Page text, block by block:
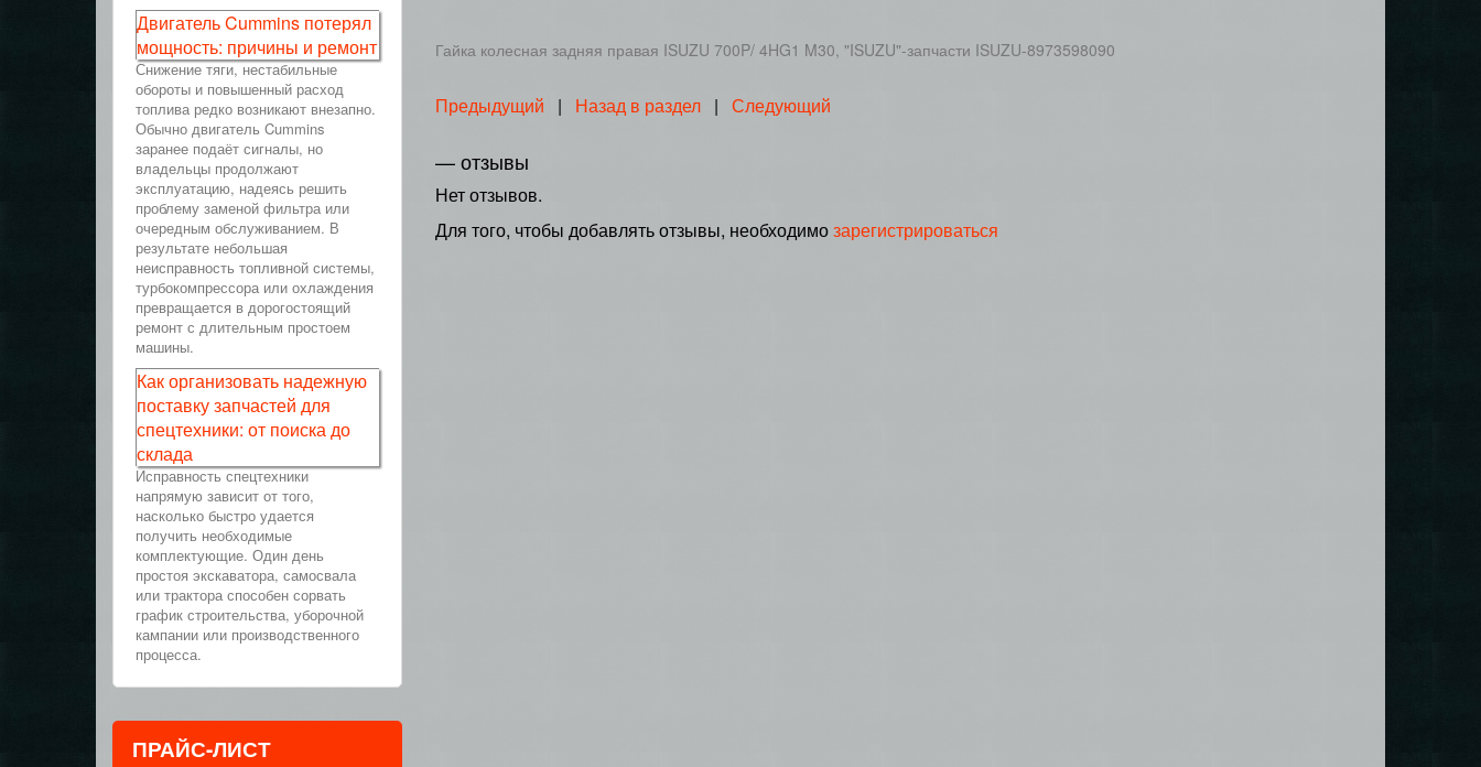
Гайка колесная задняя правая ISUZU 700P/ 4HG1 M30, "ISUZU"-запчасти ISUZU-8973598090
Предыдущий | Назад в раздел| Следующий
— отзывы
Нет отзывов.
Для того, чтобы добавлять отзывы, необходимозарегистрироваться
Двигатель Cummins потерял
мощность: причины и ремонт
Снижение тяги, нестабильные
обороты и повышенный расход
топлива редко возникают внезапно.
Обычно двигатель Cummins
заранее подаёт сигналы, но
владельцы продолжают
эксплуатацию, надеясь решить
проблему заменой фильтра или
очередным обслуживанием. В
результате небольшая
неисправность топливной системы,
турбокомпрессора или охлаждения
превращается в дорогостоящий
ремонт с длительным простоем
машины.
Как организовать надежную
поставку запчастей для
спецтехники: от поиска до
склада
Исправность спецтехники
напрямую зависит от того,
насколько быстро удается
получить необходимые
комплектующие. Один день
простоя экскаватора, самосвала
или трактора способен сорвать
график строительства, уборочной
кампании или производственного
процесса.
ПРАЙС-ЛИСТ